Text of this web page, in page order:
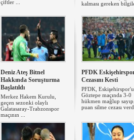
çiftler ...
kalması gereken
Deniz Ateş Bitnel
Hakkında Soruşturma
Başlatıldı
Merkez Hakem Kurulu,
geçen sezonki olaylı
Galatasaray-Trabzonspor
maçının ...
PFDK
Cezasını Kesti
PFDK, Eskişehirspor'u
Göztepe maçında 3-0
hükmen mağlup
puan silme cezası